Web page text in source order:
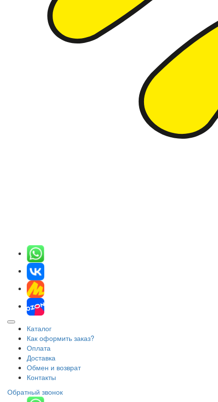
Каталог
Как оформить заказ?
Оплата
Доставка
Обмен и возврат
Контакты
Обратный звонок